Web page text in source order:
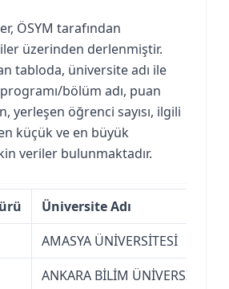
ÖSYM tarafından
üzerinden derlenmiştir.
tabloda, üniversite adı ile
bölüm adı, puan
yerleşen öğrenci sayısı, ilgili
küçük ve en büyük
veriler bulunmaktadır.
Üniversite Adı
AMASYA ÜNİVERSİTESİ
ANKARA BİLİM ÜNİVERSİTESİ